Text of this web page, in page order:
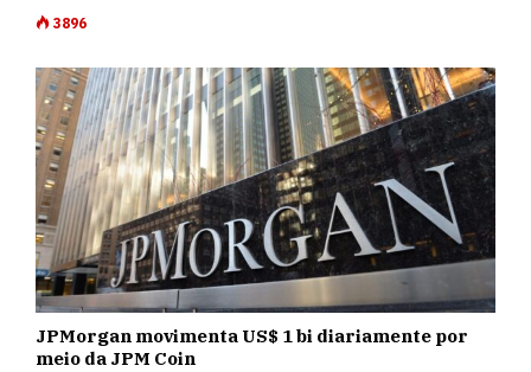
3896
JPMorgan movimenta US$ 1 bi diariamente por
meio da JPM Coin